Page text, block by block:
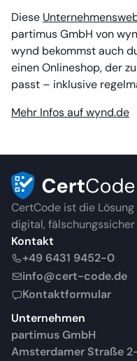
Diese
partimus GmbH von
wynd bekommst auch
einen Onlineshop, der
passt – inklusive
Mehr Infos auf wynd.de
CertCode ist die
digital,
Kontakt
+49 6431 9452-0
info@cert-code.de
Kontaktformular
Unternehmen
partimus GmbH
Amsterdamer Straße